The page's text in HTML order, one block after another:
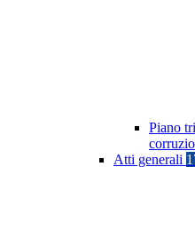
Piano
Atti generali